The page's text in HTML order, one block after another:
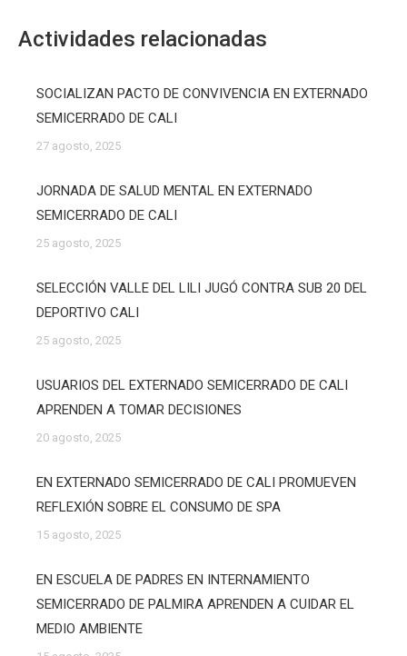
Actividades relacionadas
SOCIALIZAN PACTO DE CONVIVENCIA EN EXTERNADO
SEMICERRADO DE CALI
27 agosto, 2025
JORNADA DE SALUD MENTAL EN EXTERNADO
SEMICERRADO DE CALI
25 agosto, 2025
SELECCIÓN VALLE DEL LILI JUGÓ CONTRA SUB 20 DEL
DEPORTIVO CALI
25 agosto, 2025
USUARIOS DEL EXTERNADO SEMICERRADO DE CALI
APRENDEN A TOMAR DECISIONES
20 agosto, 2025
EN EXTERNADO SEMICERRADO DE CALI PROMUEVEN
REFLEXIÓN SOBRE EL CONSUMO DE SPA
15 agosto, 2025
EN ESCUELA DE PADRES EN INTERNAMIENTO
SEMICERRADO DE PALMIRA APRENDEN A CUIDAR EL
MEDIO AMBIENTE